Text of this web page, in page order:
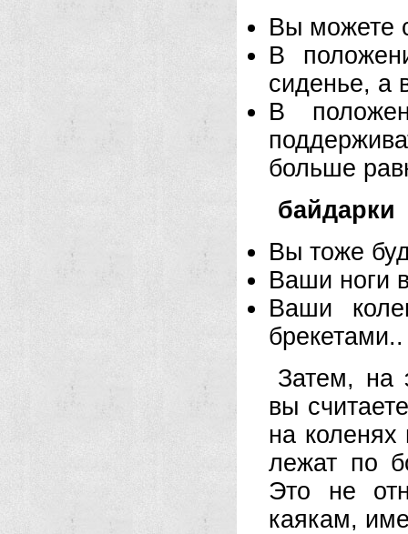
Вы можете
В
сиденье, а
В
больше
байдарки
Вы тоже
Ваши ноги
Ваши
брекетами..
Затем, на
вы
на коленях
лежат по
Это не
каякам,